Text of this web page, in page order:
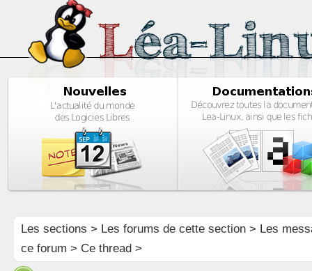
Les sections > Les forums de cette section> Les
ce forum > Ce thread >